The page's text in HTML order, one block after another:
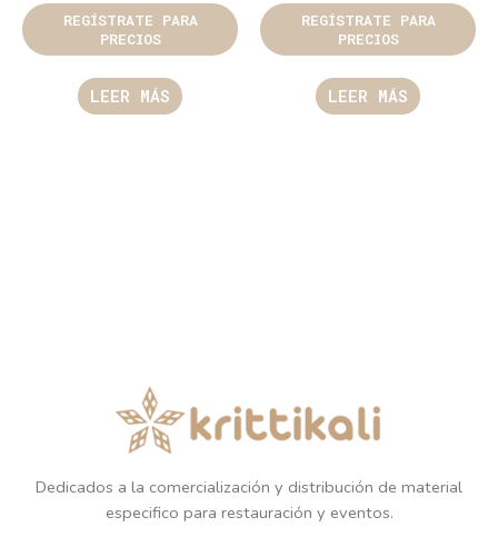
REGÍSTRATE PARA
PRECIOS
LEER MÁS
REGÍSTRATE PARA
PRECIOS
LEER MÁS
Dedicados a la comercialización y distribución de material
especifico para restauración y eventos.